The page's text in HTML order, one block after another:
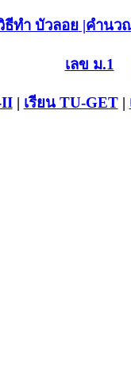
ธีทำ บัวลอย |คำนว
เลข ม.1
II| เรียน TU-GET|